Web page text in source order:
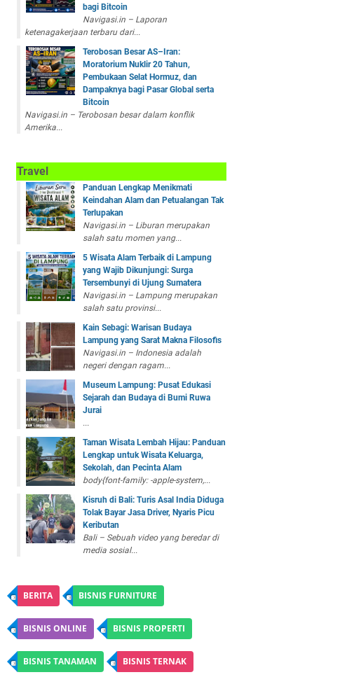
bagi Bitcoin
Navigasi.in – Laporan
ketenagakerjaan terbaru dari...
Terobosan Besar AS–Iran:
Moratorium Nuklir 20 Tahun,
Pembukaan Selat Hormuz, dan
Dampaknya bagi Pasar Global serta
Bitcoin
Navigasi.in – Terobosan besar dalam konflik
Amerika...
Travel
Panduan Lengkap Menikmati
Keindahan Alam dan Petualangan Tak
Terlupakan
Navigasi.in – Liburan merupakan
salah satu momen yang...
5 Wisata Alam Terbaik di Lampung
yang Wajib Dikunjungi: Surga
Tersembunyi di Ujung Sumatera
Navigasi.in – Lampung merupakan
salah satu provinsi...
Kain Sebagi: Warisan Budaya
Lampung yang Sarat Makna Filosofis
Navigasi.in – Indonesia adalah
negeri dengan ragam...
Museum Lampung: Pusat Edukasi
Sejarah dan Budaya di Bumi Ruwa
Jurai
...
Taman Wisata Lembah Hijau: Panduan
Lengkap untuk Wisata Keluarga,
Sekolah, dan Pecinta Alam
body{font-family: -apple-system,...
Kisruh di Bali: Turis Asal India Diduga
Tolak Bayar Jasa Driver, Nyaris Picu
Keributan
Bali – Sebuah video yang beredar di
media sosial...
BERITA BISNIS FURNITURE
BISNIS ONLINE BISNIS PROPERTI
BISNIS TANAMAN BISNIS TERNAK